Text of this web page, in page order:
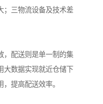
；三物流设备及技术差
，配送则是单一制的集
大数据实现就近仓储下
提高配送效率。